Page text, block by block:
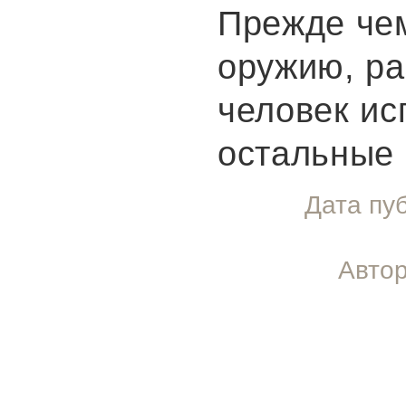
Прежде
оружию,
человек
остальные
Дата